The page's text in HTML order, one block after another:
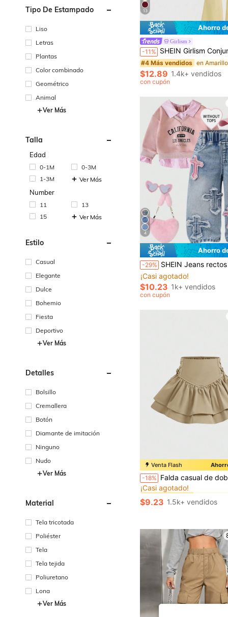
Tipo De Estampado
Liso
Letras
Plantas
Color combinado
Geométrico
Animal
Ver Más
Talla
Edad
0-1M
0-3M
1-3M
Ver Más
Number
11
13
15
Ver Más
Estilo
Casual
Elegante
Dulce
Bohemio
Fiesta
Deportivo
Ver Más
Detalles
Bolsillo
Cremallera
Botón
Diamante de imitación
Ninguno
Nudo
Ver Más
Material
Tela tricotada
Poliéster
Tela
Tela tejida
Poliuretano
Lona
Ver Más
13
Ahorro
Girlism
-11% SHEIN Girlism Conjunto de top de cuello redondo amarillo ajustado con pliegues y pantalones
#4 Más vendidos
¡Casi agotado!
#4 Más vendidos
¡Casi agotado!
#4 Más vendidos
¡Casi agotado!
#4 Más vendidos
¡Casi agotado!
$12.89 1.4k+ vendidos
con cupón
4
Ahorro
-29% SHEIN Jeans rectos con aplicación de cruz linda para niña bebé, estilo académico vintage desgastado, ropa urbana, casual, adorable, retro, adecuado para salidas diarias,
#1 Más vendidos
¡Casi agotado!
#1 Más vendidos
¡Casi agotado!
#1 Más vendidos
¡Casi agotado!
#1 Más vendidos
¡Casi agotado!
$10.23 1k+ vendidos
con cupón
Venta Flash
-18% Falda casual de doble capa con volados en el bajo y nudo lateral para niña, ideal para uso casual, diario y escolar en
#1 Más vendidos
¡Casi agotado!
#1 Más vendidos
¡Casi agotado!
#1 Más vendidos
¡Casi agotado!
#1 Más vendidos
$9.23 1.5k+ vendidos